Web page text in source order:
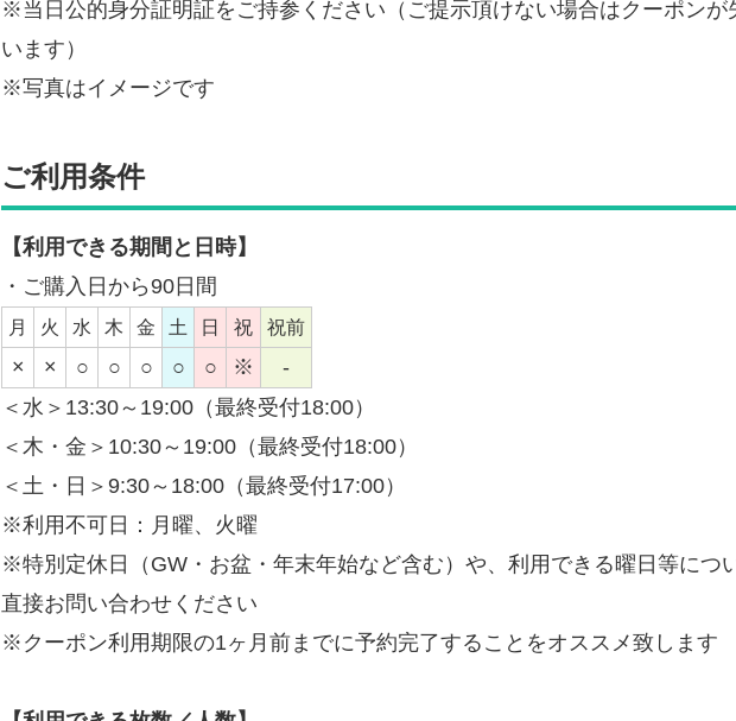
※当日公的身分証明証をご持参ください（ご提示頂けない場合はクーポンが
います）
※写真はイメージです
ご利用条件
【利用できる期間と日時】
・ご購入日から90日間
月 火 水 木 金 土 日 祝 祝前
× × ○ ○ ○ ○ ○ ※
-
＜水＞13:30～19:00（最終受付18:00）
＜木・金＞10:30～19:00（最終受付18:00）
＜土・日＞9:30～18:00（最終受付17:00）
※利用不可日：月曜、火曜
※特別定休日（GW・お盆・年末年始など含む）や、利用できる曜日等につ
直接お問い合わせください
※クーポン利用期限の1ヶ月前までに予約完了することをオススメ致します